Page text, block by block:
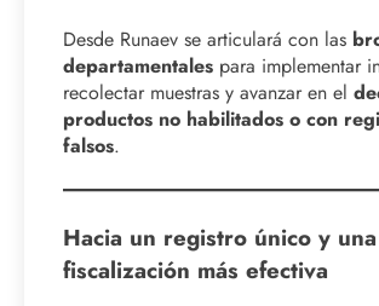
Desde Runaev se articulará con las
departamentales para implementar
recolectar muestras y avanzar en el
productos no habilitados o con
falsos.
Hacia un registro único y una
fiscalización más efectiva